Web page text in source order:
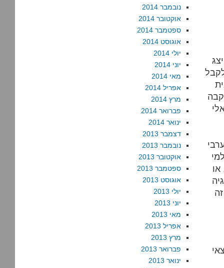
או
נובמבר 2014
אוקטובר 2014
ספטמבר 2014
אוגוסט 2014
יולי 2014
יוני 2014
מאי 2014
אפריל 2014
מרץ 2014
פברואר 2014
ינואר 2014
דצמבר 2013
נובמבר 2013
אוקטובר 2013
ספטמבר 2013
אוגוסט 2013
יולי 2013
יוני 2013
מאי 2013
אפריל 2013
מרץ 2013
פברואר 2013
ינואר 2013